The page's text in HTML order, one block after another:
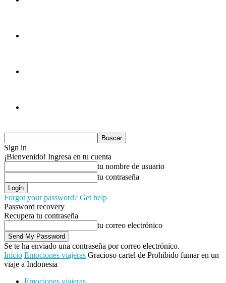
Sign in
¡Bienvenido! Ingresa en tu cuenta
tu nombre de usuario
tu contraseña
Forgot your password? Get help
Password recovery
Recupera tu contraseña
tu correo electrónico
Se te ha enviado una contraseña por correo electrónico.
Inicio Emociones viajeras Gracioso cartel de Prohibido fumar en un
viaje a Indonesia
Emociones viajeras